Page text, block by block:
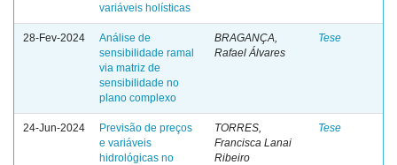
variáveis holísticas
28-Fev-2024
Análise de
sensibilidade ramal
via matriz de
sensibilidade no
plano complexo
BRAGANÇA,
Rafael Álvares
Tese
24-Jun-2024
Previsão de preços
e variáveis
hidrológicas no
TORRES,
Francisca Lanai
Ribeiro
Tese